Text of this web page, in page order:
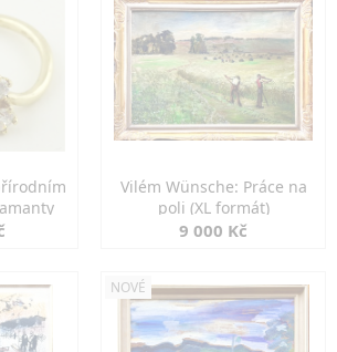
Vilém Wünsche: Práce na
poli (XL formát)
9 000 Kč
NOVÉ